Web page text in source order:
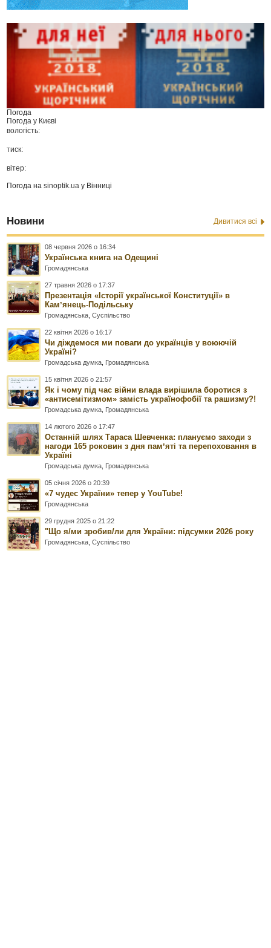
Погода
Погода у Києві
вологість:
тиск:
вітер:
Погода наsinoptik.ua у Вінниці
Новини Дивитися всі
08 червня 2026 о 16:34
Українська книга на Одещині
Громадянська
27 травня 2026 о 17:37
Презентація «Історії української Конституції» в
Камʼянець-Подільську
Громадянська,Суспільство
22 квітня 2026 о 16:17
Чи діждемося ми поваги до українців у воюючій
Україні?
Громадська думка, Громадянська
15 квітня 2026 о 21:57
Як і чому під час війни влада вирішила боротися з
«антисемітизмом» замість українофобії та рашизму?!
Громадська думка, Громадянська
14 лютого 2026 о 17:47
Останній шлях Тараса Шевченка: плануємо заходи з
нагоди 165 роковин з дня памʼяті та перепоховання в
Україні
Громадська думка, Громадянська
05 січня 2026 о 20:39
«7 чудес України» тепер у YouTube!
Громадянська
29 грудня 2025 о 21:22
"Що я/ми зробив/ли для України: підсумки 2026 року
Громадянська,Суспільство